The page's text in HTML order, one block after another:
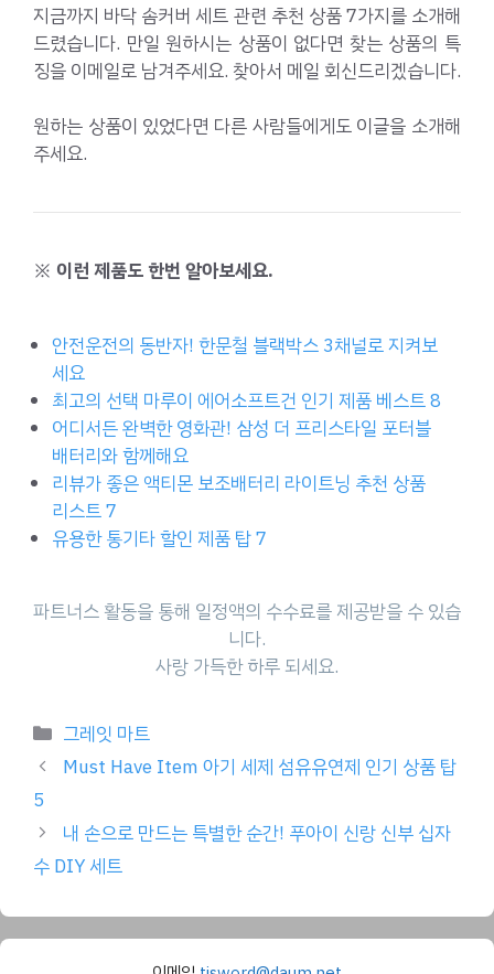
지금까지 바닥 솜커버 세트 관련 추천 상품 7가지를 소개해
드렸습니다. 만일 원하시는 상품이 없다면 찾는 상품의 특
징을 이메일로 남겨주세요. 찾아서 메일 회신드리겠습니다.
원하는 상품이 있었다면 다른 사람들에게도 이글을 소개해
주세요.
※ 이런 제품도 한번 알아보세요.
안전운전의 동반자! 한문철 블랙박스 3채널로 지켜보
세요
최고의 선택 마루이 에어소프트건 인기 제품 베스트 8
어디서든 완벽한 영화관! 삼성 더 프리스타일 포터블
배터리와 함께해요
리뷰가 좋은 액티몬 보조배터리 라이트닝 추천 상품
리스트 7
유용한 통기타 할인 제품 탑 7
파트너스 활동을 통해 일정액의 수수료를 제공받을 수 있습
니다.
사랑 가득한 하루 되세요.
Categories
그레잇 마트
Must Have Item 아기 세제 섬유유연제 인기 상품 탑
5
내 손으로 만드는 특별한 순간! 푸아이 신랑 신부 십자
수 DIY 세트